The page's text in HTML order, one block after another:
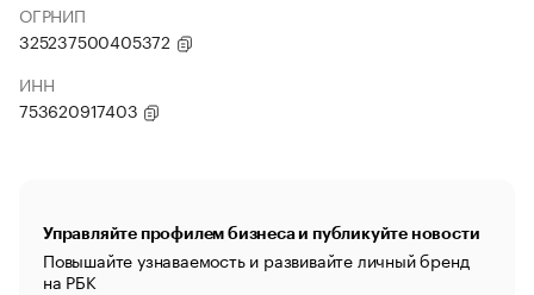
ОГРНИП
325237500405372
ИНН
753620917403
Управляйте профилем бизнеса и публикуйте новости
Повышайте узнаваемость и развивайте личный бренд
на РБК